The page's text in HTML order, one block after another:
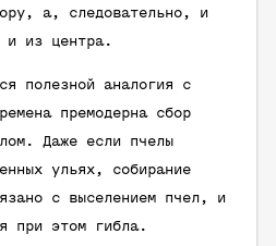
а, следовательно, и
и из центра.
полезной аналогия с
премодерна сбор
Даже если пчелы
ульях, собирание
с выселением пчел, и
при этом гибла.